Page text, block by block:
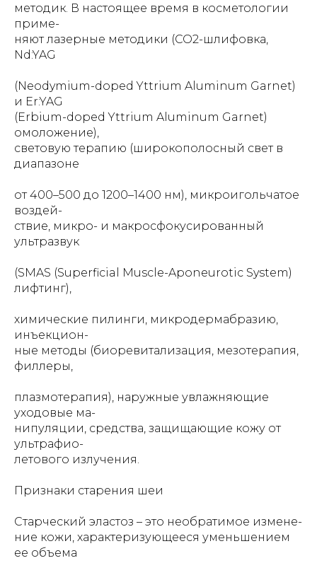
методик. В настоящее время в косметологии
приме-
няют лазерные методики (СО2-шлифовка,
Nd:YAG
(Neodymium-doped Yttrium Aluminum Garnet)
и Er:YAG
(Erbium-doped Yttrium Aluminum Garnet)
омоложение),
световую терапию (широкополосный свет в
диапазоне
от 400–500 до 1200–1400 нм), микроигольчатое
воздей-
ствие, микро- и макросфокусированный
ультразвук
(SMAS (Superficial Muscle-Aponeurotic System)
лифтинг),
химические пилинги, микродермабразию,
инъекцион-
ные методы (биоревитализация, мезотерапия,
филлеры,
плазмотерапия), наружные увлажняющие
уходовые ма-
нипуляции, средства, защищающие кожу от
ультрафио-
летового излучения.
Признаки старения шеи
Старческий эластоз – это необратимое измене-
ние кожи, характеризующееся уменьшением
ее объема